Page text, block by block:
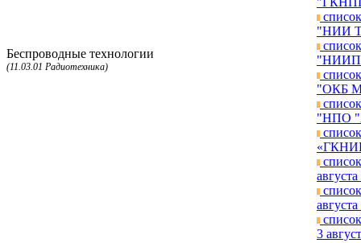
Беспроводные технологии
(11.03.01 Радиотехника)
"НИИ
"НИИП
"ОКБ
"НПО
3